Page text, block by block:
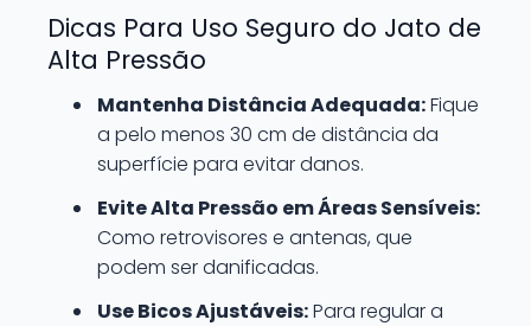
Dicas Para Uso Seguro do Jato de
Alta Pressão
Mantenha Distância Adequada:Fique
a pelo menos 30 cm de distância da
superfície para evitar danos.
Evite Alta Pressão em Áreas Sensíveis:
Como retrovisores e antenas, que
podem ser danificadas.
Use Bicos Ajustáveis:Para regular a